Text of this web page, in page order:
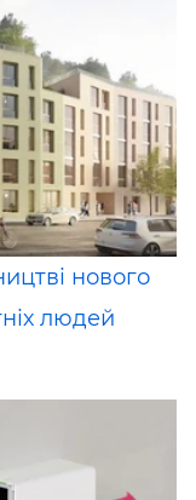
нового
людей